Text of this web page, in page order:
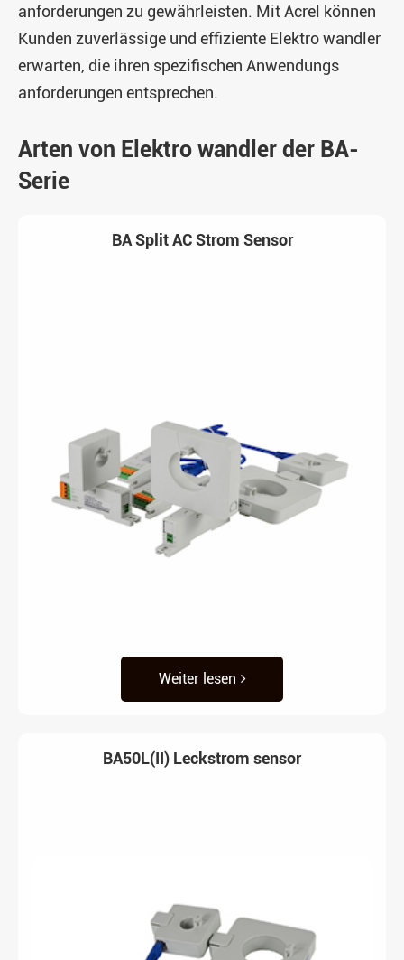
anforderungen zu gewährleisten. Mit Acrel können
Kunden zuverlässige und effiziente Elektro wandler
erwarten, die ihren spezifischen Anwendungs
anforderungen entsprechen.
Arten von Elektro wandler der BA-
Serie
BA Split AC Strom Sensor
Weiter lesen
BA50L(II) Leckstrom sensor